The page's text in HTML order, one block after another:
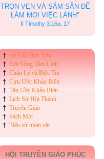
TRỌN VẸN VÀ SẮM SẴN ĐỂ
LÀM MỌI VIỆC LÀNH"
II Timothy 3:16a, 17
† Sứ Giả Tình Yêu
† Đời Sống Tâm Linh
† Chân Lý và Đức Tin
† Cựu Ước Khảo Biên
† Tân Ước Khảo Biên
† Lịch Sử Hội Thánh
† Truyền Giáo
† Sách Mới
† Tiểu sử nhân vật
HỘI TRUYỀN GIÁO PHÚC